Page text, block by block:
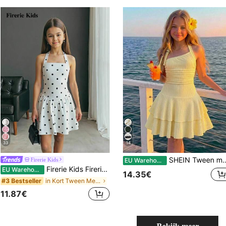
33
Firerie Kids
EU Warehouse Firerie Kids Firerie Kids Leuke A-lijn jurk met halternek en casual look voor tienermeisjes in zwart-wit met stippen.
#3 Bestseller in Kort Tween Meisjes Jurken
11.87€
14
EU Warehouse SHEIN Tween meisje lente/zomer citroengeel & lichtgeel halterneck cake zoom jurk, comfortabel gebreid getextureerd jacquard, tween meisje
14.35€